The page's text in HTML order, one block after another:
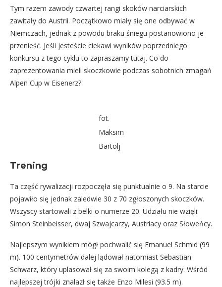
Tym razem zawody czwartej rangi skoków narciarskich
zawitały do Austrii. Początkowo miały się one odbywać w
Niemczach, jednak z powodu braku śniegu postanowiono je
przenieść. Jeśli jesteście ciekawi wyników poprzedniego
konkursu z tego cyklu to zapraszamytutaj. Co do
zaprezentowania mieli skoczkowie podczas sobotnich zmagań
Alpen Cup w Eisenerz?
fot.
Maksim
Bartolj
Trening
Ta część rywalizacji rozpoczęła się punktualnie o 9. Na starcie
pojawiło się jednak zaledwie 30 z 70 zgłoszonych skoczków.
Wszyscy startowali z belki o numerze 20. Udziału nie wzięli:
Simon Steinbeisser, dwaj Szwajcarzy, Austriacy oraz Słoweńcy.
Najlepszym wynikiem mógł pochwalić się Emanuel Schmid (99
m). 100 centymetrów dalej lądował natomiast Sebastian
Schwarz, który uplasował się za swoim kolegą z kadry. Wśród
najlepszej trójki znalazł się także Enzo Milesi (93.5 m).